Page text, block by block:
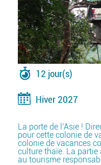
12 jour(s)
Hiver 2027
La porte de l’Asie !
pour cette colonie de
colonie de vacances
culture thaïe. La
au tourisme